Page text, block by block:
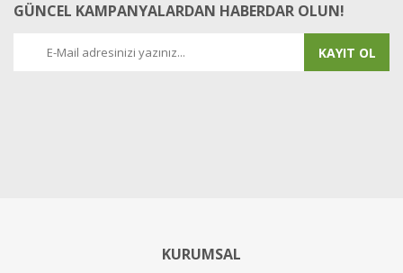
GÜNCEL KAMPANYALARDAN HABERDAR OLUN!
KAYIT OL
KURUMSAL